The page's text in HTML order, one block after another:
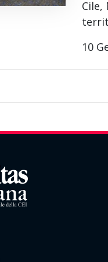
Cile,
10